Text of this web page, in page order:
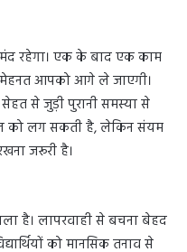
रहेगा। एक के बाद एक काम
आपको आगे ले जाएगी।
से जुड़ी पुरानी समस्या से
को लग सकती है, लेकिन संयम
जरूरी है।
है। लापरवाही से बचना बेहद
को मानसिक तनाव से